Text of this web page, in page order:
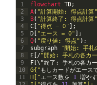
1
2
3
4
5
6
7
8
9
10
11
flowchart TD;
A( "計算開始: 得点計算"
B( "計算終了: 得点計算"
C [ "得点 = 0" ] ;
D [ "エース = 0" ] ;
Q( "戻り値: 得点" ) ;
subgraph
"開始: 手札
E [/"開始: 手札の各カ
F [\ "終了 : 手札の各カ
G{" もしカードがエース
H["エース数を 1 増やす